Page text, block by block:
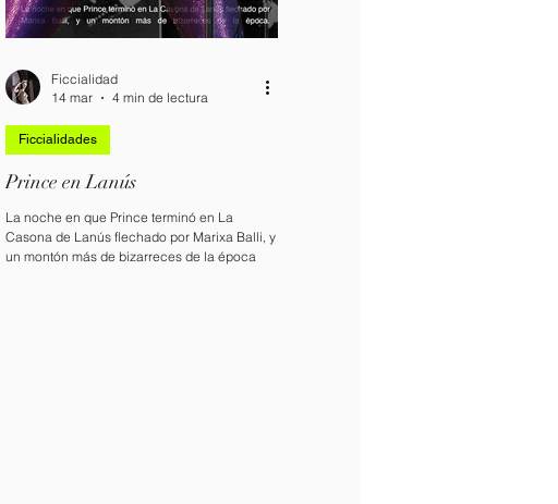
Prince en Lanús
La noche en que Prince terminó en La
Casona de Lanús flechado por Marixa Balli, y
un montón más de bizarreces de la época
Ficcialidades
Ficcialidad
14 mar
4 min de lectura